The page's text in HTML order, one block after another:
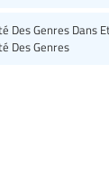
Des Genres Dans
Des Genres